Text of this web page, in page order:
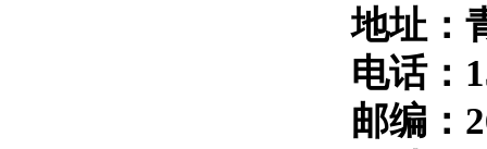
地址：
电话：
邮编：